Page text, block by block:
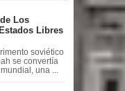
Los
Libres
soviético
se convertía
una ...